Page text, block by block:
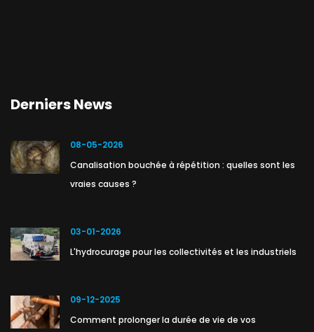
Derniers News
08-05-2026
Canalisation bouchée à répétition : quelles sont les
vraies causes ?
03-01-2026
L'hydrocurage pour les collectivités et les industriels
09-12-2025
Comment prolonger la durée de vie de vos